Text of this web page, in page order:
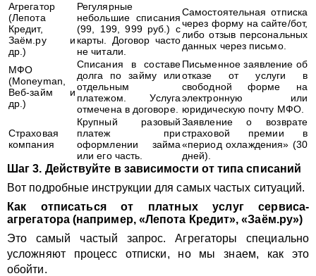
Агрегатор
(Лепота
Кредит,
Заём.ру и
др.)
Регулярные
небольшие списания
(99, 199, 999 руб.) с
карты. Договор часто
не читали.
Самостоятельная отписка
через форму на сайте/бот,
либо отзыв персональных
данных через письмо.
МФО
(Moneyman,
Веб-займ и
др.)
Списания в составе
долга по займу или
отдельным
платежом. Услуга
отмечена в договоре.
Письменное заявление об
отказе от услуги в
свободной форме на
электронную или
юридическую почту МФО.
Страховая
компания
Крупный разовый
платеж при
оформлении займа
или его часть.
Заявление о возврате
страховой премии в
«период охлаждения» (30
дней).
Шаг 3. Действуйте в зависимости от типа списаний
Вот подробные инструкции для самых частых ситуаций.
Как отписаться от платных услуг сервиса-
агрегатора (например, «Лепота Кредит», «Заём.ру»)
Это самый частый запрос. Агрегаторы специально
усложняют процесс отписки, но мы знаем, как это
обойти.